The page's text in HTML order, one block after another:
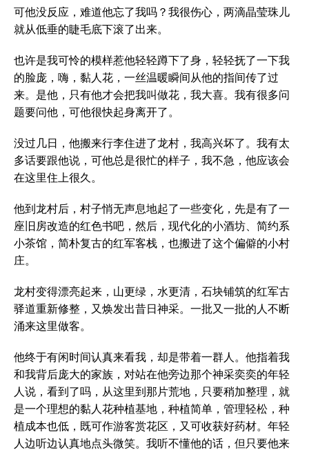
可他没反应，难道他忘了我吗？我很伤心，两滴晶莹珠儿
就从低垂的睫毛底下滚了出来。
也许是我可怜的模样惹他轻轻蹲下了身，轻轻抚了一下我
的脸庞，嗨，黏人花，一丝温暖瞬间从他的指间传了过
来。是他，只有他才会把我叫做花，我大喜。我有很多问
题要问他，可他很快起身离开了。
没过几日，他搬来行李住进了龙村，我高兴坏了。我有太
多话要跟他说，可他总是很忙的样子，我不急，他应该会
在这里住上很久。
他到龙村后，村子悄无声息地起了一些变化，先是有了一
座旧房改造的红色书吧，然后，现代化的小酒坊、简约系
小茶馆，简朴复古的红军客栈，也搬进了这个偏僻的小村
庄。
龙村变得漂亮起来，山更绿，水更清，石块铺筑的红军古
驿道重新修整，又焕发出昔日神采。一批又一批的人不断
涌来这里做客。
他终于有闲时间认真来看我，却是带着一群人。他指着我
和我背后庞大的家族，对站在他旁边那个神采奕奕的年轻
人说，看到了吗，从这里到那片荒地，只要稍加整理，就
是一个理想的黏人花种植基地，种植简单，管理轻松，种
植成本也低，既可作游客赏花区，又可收获好药材。年轻
人边听边认真地点头微笑。我听不懂他的话，但只要他来